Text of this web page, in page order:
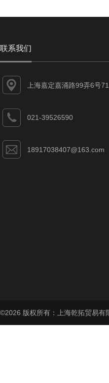
联系我们
上海嘉定嘉涌路99弄6号
021-39526590
18917038407@163.com
©2026 版权所有：上海乾拓贸易有